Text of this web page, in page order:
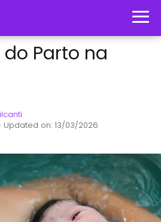
Parto na
· Updated on: 13/03/2026